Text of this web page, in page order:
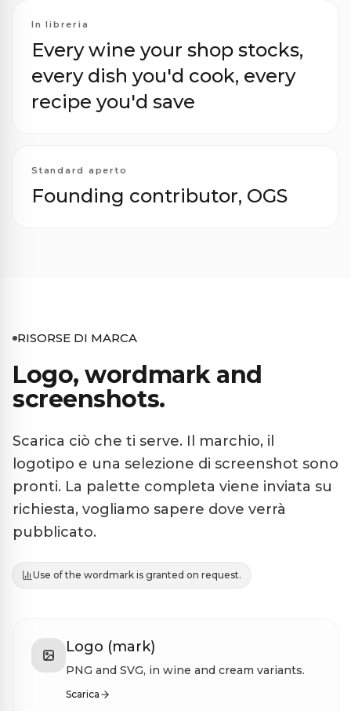
In libreria
Every wine your shop stocks,
every dish you'd cook, every
recipe you'd save
Standard aperto
Founding contributor, OGS
RISORSE DI MARCA
Logo, wordmark and
screenshots.
Scarica ciò che ti serve. Il marchio, il
logotipo e una selezione di screenshot sono
pronti. La palette completa viene inviata su
richiesta, vogliamo sapere dove verrà
pubblicato.
Use of the wordmark is granted on request.
Logo (mark)
PNG and SVG, in wine and cream variants.
Scarica